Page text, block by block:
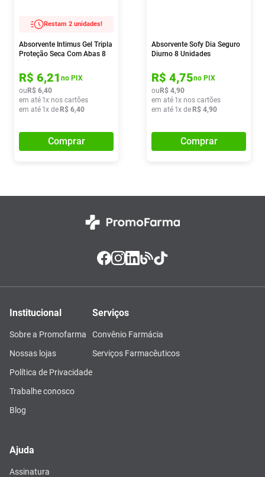
Restam 2 unidades!
Absorvente Intimus Gel Tripla
Proteção Seca Com Abas 8
R$ 6,21 no PIX
ou R$ 6,40
em até 1x nos cartões
em até 1x de R$ 6,40
Comprar
Absorvente Sofy Dia Seguro
Diurno 8 Unidades
R$ 4,75no PIX
ou R$ 4,90
em até 1x nos cartões
em até 1x de R$ 4,90
Comprar
Institucional
Sobre a Promofarma
Nossas lojas
Política de Privacidade
Trabalhe conosco
Blog
Serviços
Convênio Farmácia
Serviços Farmacêuticos
Ajuda
Assinatura